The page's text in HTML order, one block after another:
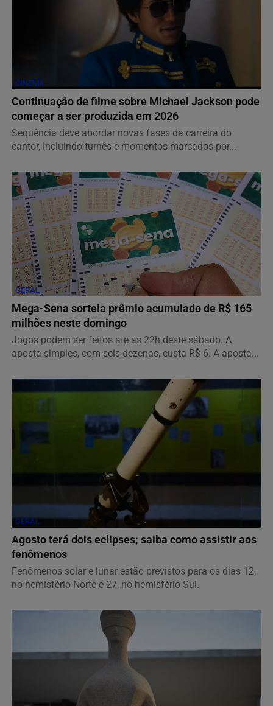
CINEMA
Continuação de filme sobre Michael Jackson pode
começar a ser produzida em 2026
Sequência deve abordar novas fases da carreira do
cantor, incluindo turnês e momentos marcados por...
GERAL
Mega-Sena sorteia prêmio acumulado de R$ 165
milhões neste domingo
Jogos podem ser feitos até as 22h deste sábado. A
aposta simples, com seis dezenas, custa R$ 6. A aposta...
GERAL
Agosto terá dois eclipses; saiba como assistir aos
fenômenos
Fenômenos solar e lunar estão previstos para os dias 12,
no hemisfério Norte e 27, no hemisfério Sul.